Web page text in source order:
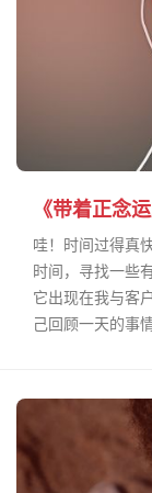
《带着正念
哇！时间过得真
时间，寻找一些
它出现在我与客
己回顾一天的事